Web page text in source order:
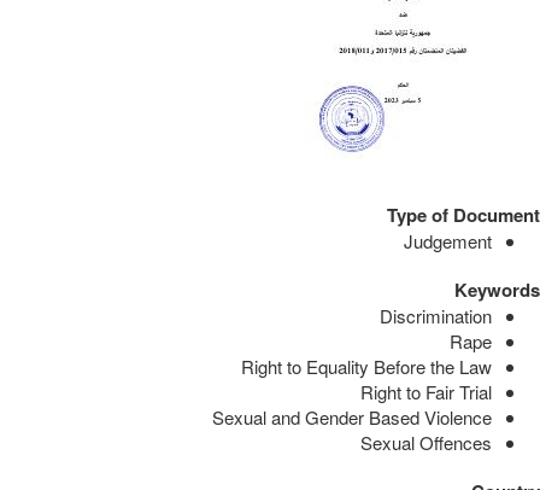
Type of Document
Judgement
Keywords
Discrimination
Rape
Right to Equality Before the Law
Right to Fair Trial
Sexual and Gender Based Violence
Sexual Offences